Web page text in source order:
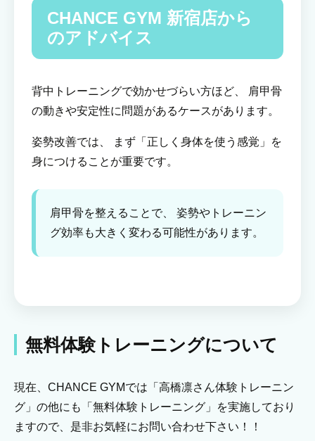
CHANCE GYM 新宿店から
のアドバイス
背中トレーニングで効かせづらい方ほど、 肩甲骨
の動きや安定性に問題があるケースがあります。
姿勢改善では、 まず「正しく身体を使う感覚」を
身につけることが重要です。
肩甲骨を整えることで、 姿勢やトレーニン
グ効率も大きく変わる可能性があります。
無料体験トレーニングについて
現在、CHANCE GYMでは「高橋凛さん体験トレーニン
グ」の他にも「無料体験トレーニング」を実施しており
ますので、是非お気軽にお問い合わせ下さい！！